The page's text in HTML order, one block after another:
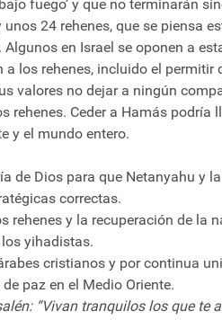
fuego’ y que no terminarán
24 rehenes, que se piensa
en Israel se oponen a
los rehenes, incluido el permitir
valores no dejar a ningún
rehenes. Ceder a Hamás
y el mundo entero.
de Dios para que Netanyahu y
correctas.
rehenes y la recuperación de la
yihadistas.
cristianos y por continua
paz en el Medio Oriente.
“Vivan tranquilos los que te